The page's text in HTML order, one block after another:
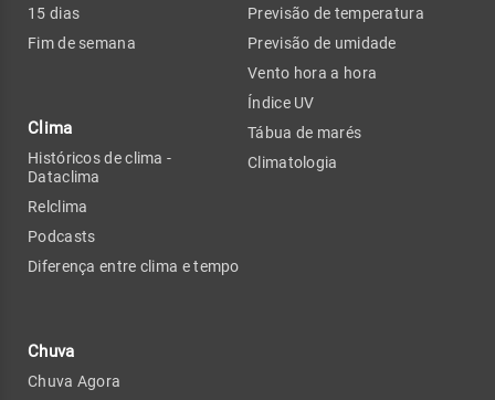
15 dias
Fim de semana
Clima
Históricos de clima -
Dataclima
Relclima
Podcasts
Diferença entre clima e tempo
Chuva
Chuva Agora
Previsão de temperatura
Previsão de umidade
Vento hora a hora
Índice UV
Tábua de marés
Climatologia